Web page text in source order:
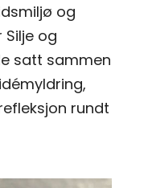
og
og
satt sammen
rundt